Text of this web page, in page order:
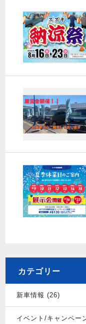
カテゴリー
新車情報 (26)
イベント/キャンペー